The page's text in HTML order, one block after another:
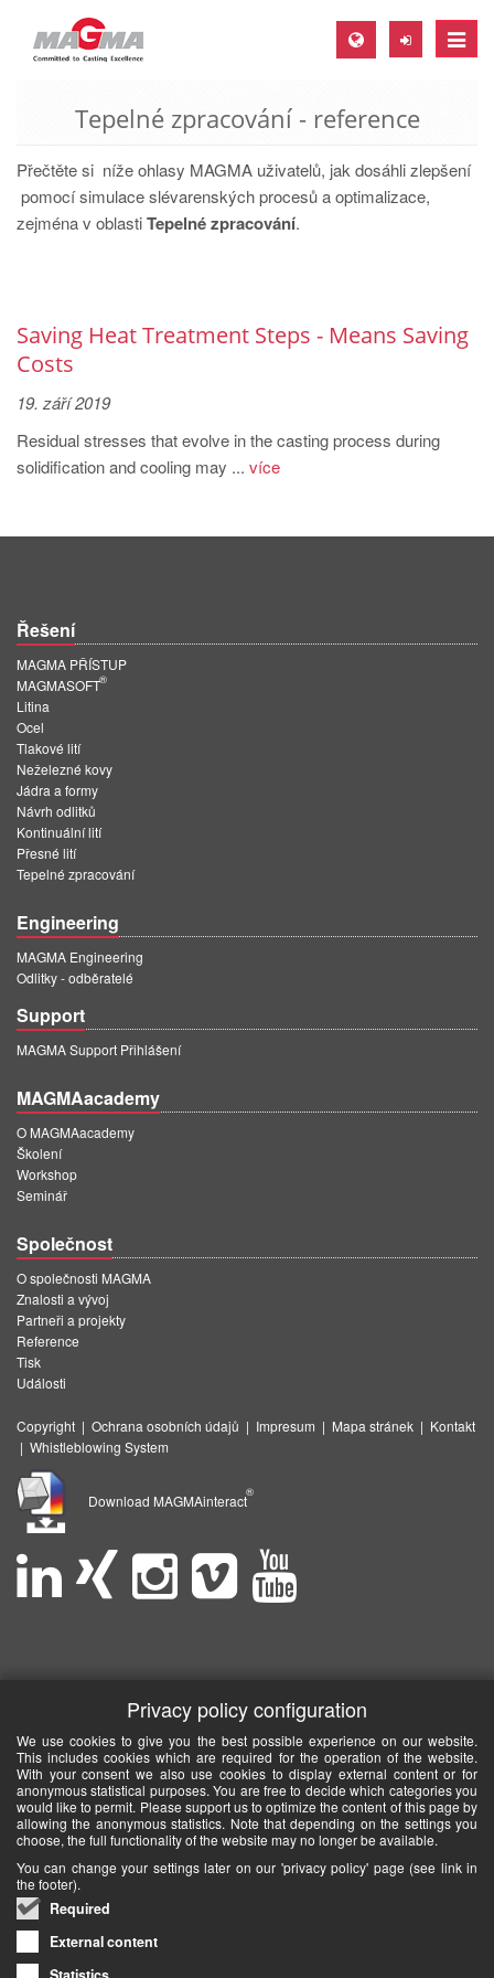
Toggle
MAGMA Europe, Germany
EN
CS
ES
MAGMA South-America, Brazil
ES
TR
MAGMA China
ZH
MAGMA India
EN
MAGMA Korea
EN
KO
Tepelné zpracování - reference
Přečtěte si níže ohlasy MAGMA uživatelů, jak dosáhli zlepšení
pomocí simulace slévarenských procesů a optimalizace,
zejména v oblastiTepelné zpracování.
Saving Heat Treatment Steps - Means Saving
Costs
19. září 2019
Residual stresses that evolve in the casting process during
solidification and cooling may ... více
Řešení
MAGMA PŘÍSTUP
MAGMASOFT
®
Litina
Ocel
Tlakové lití
Neželezné kovy
Jádra a formy
Návrh odlitků
Kontinuální lití
Přesné lití
Tepelné zpracování
Engineering
MAGMA Engineering
Odlitky - odběratelé
Support
MAGMA Support Přihlášení
MAGMAacademy
O MAGMAacademy
Školení
Workshop
Seminář
Společnost
O společnosti MAGMA
Znalosti a vývoj
Partneři a projekty
Reference
Tisk
Události
Copyright | Ochrana osobních údajů | Impresum | Mapa stránek | Kontakt
| Whistleblowing System
Download MAGMAinteract
®
Privacy policy configuration
We use cookies to give you the best possible experience on our website.
This includes cookies which are required for the operation of the website.
With your consent we also use cookies to display external content or for
anonymous statistical purposes. You are free to decide which categories you
would like to permit. Please support us to optimize the content of this page by
allowing the anonymous statistics. Note that depending on the settings you
choose, the full functionality of the website may no longer be available.
You can change your settings later on our 'privacy policy' page (see link in
the footer).
Required
External content